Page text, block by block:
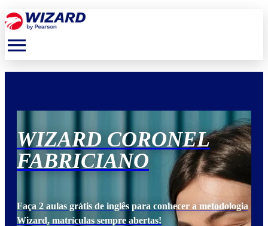
menu
WIZARD CORONEL
FABRICIANO
Faça 2 aulas grátis de inglês para conhecer a metodologia
Wizard, matrículas sempre abertas!